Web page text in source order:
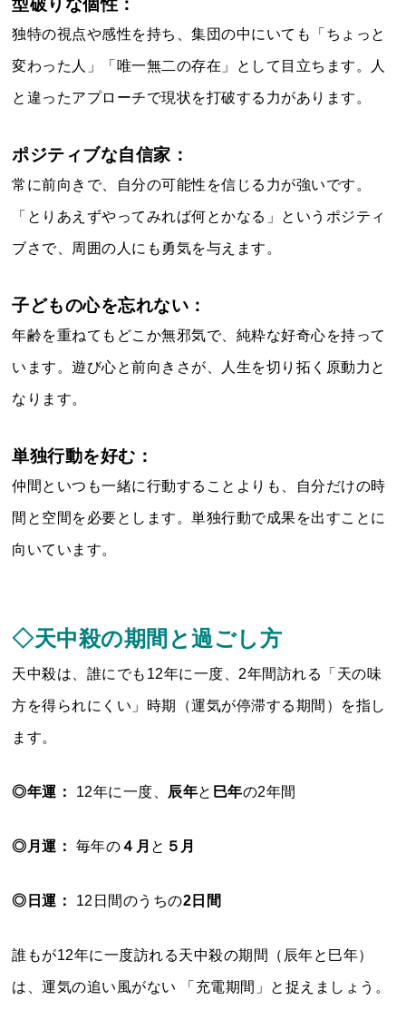
型破りな個性：
独特の視点や感性を持ち、集団の中にいても「ちょっと
変わった人」「唯一無二の存在」として目立ちます。人
と違ったアプローチで現状を打破する力があります。
ポジティブな自信家：
常に前向きで、自分の可能性を信じる力が強いです。
「とりあえずやってみれば何とかなる」というポジティ
ブさで、周囲の人にも勇気を与えます。
子どもの心を忘れない：
年齢を重ねてもどこか無邪気で、純粋な好奇心を持って
います。遊び心と前向きさが、人生を切り拓く原動力と
なります。
単独行動を好む：
仲間といつも一緒に行動することよりも、自分だけの時
間と空間を必要とします。単独行動で成果を出すことに
向いています。
◇天中殺の期間と過ごし方
天中殺は、誰にでも12年に一度、2年間訪れる「天の味
方を得られにくい」時期（運気が停滞する期間）を指し
ます。
◎年運： 12年に一度、 辰年と 巳年の2年間
◎月運： 毎年の４月 と ５月
◎日運： 12日間のうちの2日間
誰もが12年に一度訪れる天中殺の期間（辰年と巳年）
は、運気の追い風がない 「充電期間」と捉えましょう。